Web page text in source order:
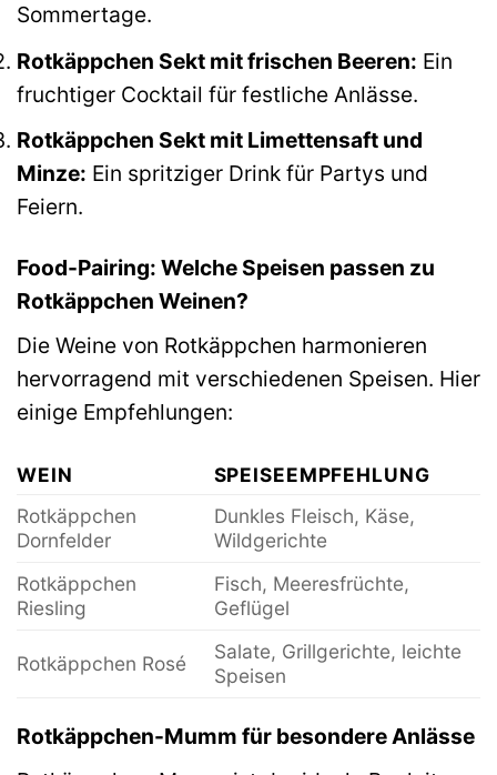
Sommertage.
Rotkäppchen Sekt mit frischen Beeren: Ein
fruchtiger Cocktail für festliche Anlässe.
Rotkäppchen Sekt mit Limettensaft und
Minze: Ein spritziger Drink für Partys und
Feiern.
Food-Pairing: Welche Speisen passen zu
Rotkäppchen Weinen?
Die Weine von Rotkäppchen harmonieren
hervorragend mit verschiedenen Speisen. Hier
einige Empfehlungen:
WEIN
SPEISEEMPFEHLUNG
Rotkäppchen
Dornfelder
Dunkles Fleisch, Käse,
Wildgerichte
Rotkäppchen
Riesling
Fisch, Meeresfrüchte,
Geflügel
Rotkäppchen Rosé
Salate, Grillgerichte, leichte
Speisen
Rotkäppchen-Mumm für besondere Anlässe